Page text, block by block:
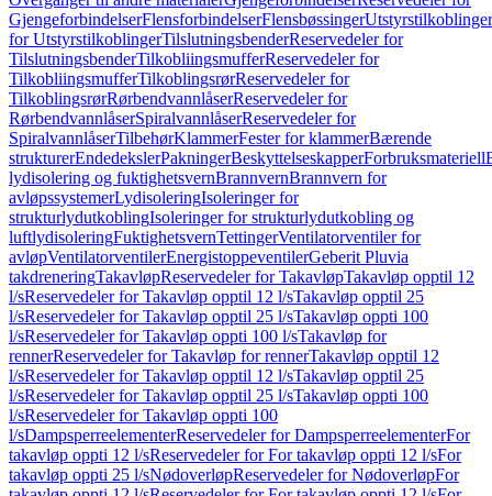
GjengeforbindelserFlensforbindelserFlensbøssingerUtstyrstilkoblinger
for UtstyrstilkoblingerTilslutningsbenderReservedeler for
TilslutningsbenderTilkobliingsmufferReservedeler for
TilkobliingsmufferTilkoblingsrørReservedeler for
TilkoblingsrørRørbendvannlåserReservedeler for
RørbendvannlåserSpiralvannlåserReservedeler for
SpiralvannlåserTilbehørKlammerFester for klammerBærende
strukturerEndedekslerPakningerBeskyttelseskapperForbruksmateriell
lydisolering og fuktighetsvernBrannvernBrannvern for
avløpssystemerLydisoleringIsoleringer for
strukturlydutkoblingIsoleringer for strukturlydutkobling og
luftlydisoleringFuktighetsvernTettingerVentilatorventiler for
avløpVentilatorventilerEnergistoppeventilerGeberit Pluvia
takdreneringTakavløpReservedeler for TakavløpTakavløp opptil 12
l/sReservedeler for Takavløp opptil 12 l/sTakavløp opptil 25
l/sReservedeler for Takavløp opptil 25 l/sTakavløp oppti 100
l/sReservedeler for Takavløp oppti 100 l/sTakavløp for
rennerReservedeler for Takavløp for rennerTakavløp opptil 12
l/sReservedeler for Takavløp opptil 12 l/sTakavløp opptil 25
l/sReservedeler for Takavløp opptil 25 l/sTakavløp oppti 100
l/sReservedeler for Takavløp oppti 100
l/sDampsperreelementerReservedeler for DampsperreelementerFor
takavløp oppti 12 l/sReservedeler for For takavløp oppti 12 l/sFor
takavløp oppti 25 l/sNødoverløpReservedeler for NødoverløpFor